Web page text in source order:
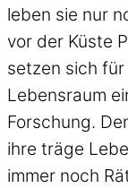
leben sie nur
vor der Küste
setzen sich
Lebensraum
Forschung.
ihre träge
immer noch